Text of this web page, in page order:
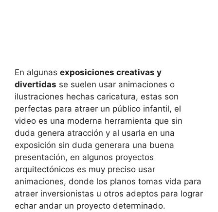
En algunas exposiciones creativas y
divertidas se suelen usar animaciones o
ilustraciones hechas caricatura, estas son
perfectas para atraer un público infantil, el
video es una moderna herramienta que sin
duda genera atracción y al usarla en una
exposición sin duda generara una buena
presentación, en algunos proyectos
arquitectónicos es muy preciso usar
animaciones, donde los planos tomas vida para
atraer inversionistas u otros adeptos para lograr
echar andar un proyecto determinado.